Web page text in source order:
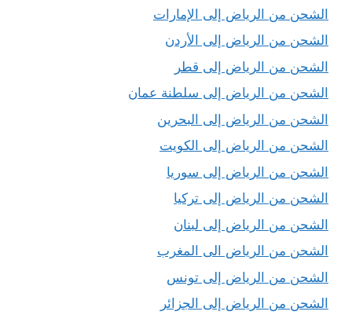
الشحن من الرياض إلى الإمارات
الشحن من الرياض إلى الأردن
الشحن من الرياض إلى قطر
الشحن من الرياض إلى سلطنة عمان
الشحن من الرياض إلى البحرين
الشحن من الرياض إلى الكويت
الشحن من الرياض إلى سوريا
الشحن من الرياض إلى تركيا
الشحن من الرياض إلى لبنان
الشحن من الرياض الى المغرب
الشحن من الرياض إلى تونس
الشحن من الرياض إلى الجزائر